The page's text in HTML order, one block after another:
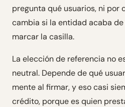
pregunta qué usuarios, ni por
cambia si la entidad acaba
marcar la casilla.
La elección de referencia no
neutral. Depende de qué
mente al firmar, y eso casi
crédito, porque es quien